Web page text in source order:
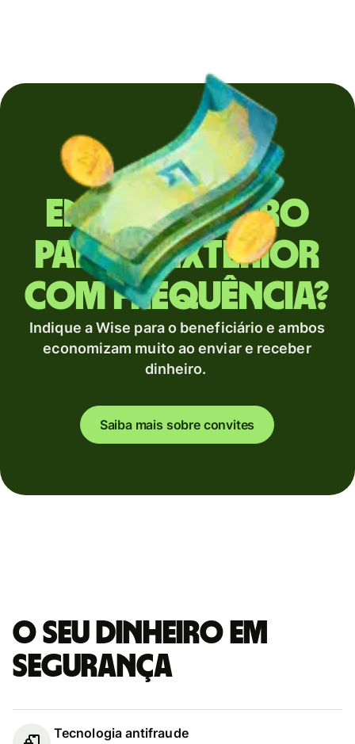
Envia dinheiro
para o exterior
com frequência?
Indique a Wise para o beneficiário e ambos
economizam muito ao enviar e receber
dinheiro.
Saiba mais sobre convites
O seu dinheiro em
segurança
Tecnologia antifraude